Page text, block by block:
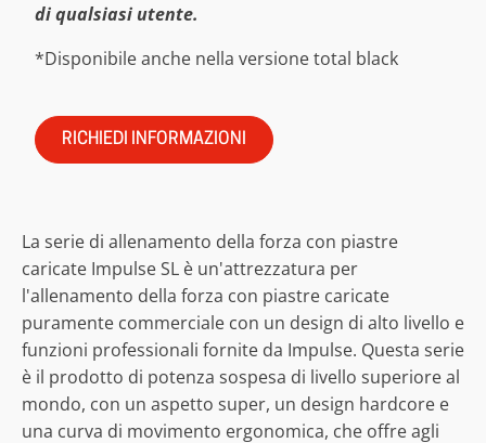
di qualsiasi utente.
*Disponibile anche nella versione total black
RICHIEDI INFORMAZIONI
La serie di allenamento della forza con piastre
caricate Impulse SL è un'attrezzatura per
l'allenamento della forza con piastre caricate
puramente commerciale con un design di alto livello e
funzioni professionali fornite da Impulse. Questa serie
è il prodotto di potenza sospesa di livello superiore al
mondo, con un aspetto super, un design hardcore e
una curva di movimento ergonomica, che offre agli